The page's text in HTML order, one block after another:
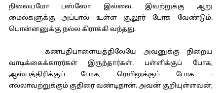
நிலையமோ பஸ்ஸோ இல்லை. இவற்றுக்கு ஆறு
மைல்களுக்கு அப்பால் உள்ள சூலூர் போக வேண்டும்.
பொன்னனுக்கு நல்ல கிராக்கி வந்தது.
கணபதிபாளையத்திலேயே அவனுக்கு நிறைய
வாடிக்கைக்காரர்கள் இருந்தார்கள். பள்ளிக்குப் போக,
ஆஸ்பத்திரிக்குப் போக, ரெயிலுக்குப் போக -
எல்லாவற்றுக்கும் குதிரை வண்டிதான். அவன் குறியுள்ளவன்;